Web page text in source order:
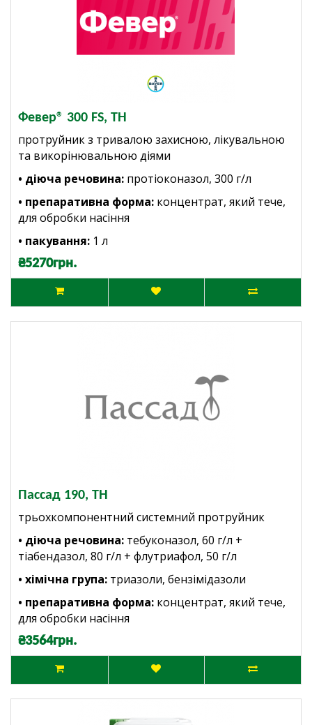
Февер® 300 FS, ТН
протруйник з тривалою захисною, лікувальною
та викорінювальною діями
• діюча речовина: протіоконазол, 300 г/л
• препаративна форма: концентрат, який тече,
для обробки насіння
• пакування: 1 л
₴5270грн.
Пассад 190, ТН
трьохкомпонентний системний протруйник
• діюча речовина: тебуконазол, 60 г/л +
тіабендазол, 80 г/л + флутриафол, 50 г/л
• хімічна група: триазоли, бензімідазоли
• препаративна форма: концентрат, який тече,
для обробки насіння
₴3564грн.